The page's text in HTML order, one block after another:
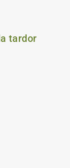
tardor